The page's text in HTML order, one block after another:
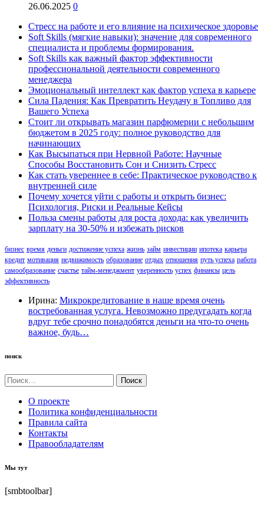
26.06.2025 0
Стресс на работе и его влияние на психическое здоровье
Soft Skills (мягкие навыки): значение для современного
специалиста и проблемы формирования.
Soft Skills как важный фактор эффективности
профессиональной деятельности современного
менеджера
Эмоциональный интеллект как фактор успеха в карьере
Сила Падения: Как Превратить Неудачу в Топливо для
Вашего Успеха
Стоит ли открывать магазин парфюмерии с небольшим
бюджетом в 2025 году: полное руководство для
начинающих
Как Высыпаться при Нервной Работе: Научные
Способы Восстановить Сон и Снизить Стресс
Как стать увереннее в себе: Практическое руководство к
внутренней силе
Почему хочется уйти с работы и открыть бизнес:
Психология, Риски и Реальные Кейсы
Польза смены работы для роста дохода: как увеличить
зарплату на 30-50% и избежать рисков
бизнес время деньги достижение успеха жизнь займ инвестиции ипотека карьера
кредит мотивация недвижимость образование отдых отношения путь успеха работа
самообразование счастье тайм-менеджмент уверенность успех финансы цель
эффективность
Ирина: Микрокредитование в наше время очень
востребованная услуга. Невозможно предугадать когда
вдруг тебе срочно понадобятся деньги на что-то очень
важное, будь…
поиск
Найти:
О проекте
Политика конфиденциальности
Правила сайта
Контакты
Правообладателям
Мы тут
[smbtoolbar]